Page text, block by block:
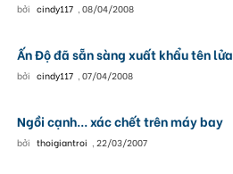
bởi cindy117 , 08/04/2008
Ấn Độ đã sẵn sàng xuất khẩu tên lửa
bởi cindy117 , 07/04/2008
Ngồi cạnh... xác chết trên máy bay
bởi thoigiantroi , 22/03/2007